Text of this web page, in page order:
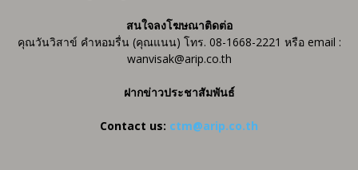
สนใจลงโฆษณาติดต่อ
คุณวันวิสาข์ คำหอมรื่น (คุณแนน) โทร. 08-1668-2221 หรือ email :
wanvisak@arip.co.th
ฝากข่าวประชาสัมพันธ์
Contact us: ctm@arip.co.th